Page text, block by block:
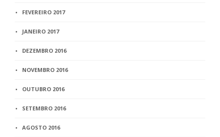
FEVEREIRO 2017
JANEIRO 2017
DEZEMBRO 2016
NOVEMBRO 2016
OUTUBRO 2016
SETEMBRO 2016
AGOSTO 2016